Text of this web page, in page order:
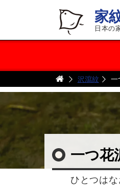
家
日本の
沢瀉紋 一
一つ花
ひとつは